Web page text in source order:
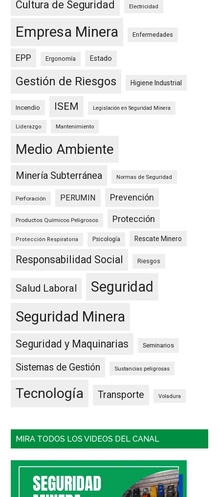
Cultura de Seguridad Electricidad
Empresa Minera Enfermedades
EPP Ergonomía Estado
Gestión de Riesgos Higiene Industrial
Incendio ISEM Legislación en Seguridad Minera
Liderazgo Mantenimiento
Medio Ambiente
Minería Subterránea Normas de Seguridad
Perforación PERUMIN Prevención
Productos Químicos Peligrosos Protección
Protección Respiratoria Psicología Rescate Minero
Responsabilidad Social Riesgos
Salud Laboral
Seguridad
Seguridad Minera
Seguridad y Maquinarias Seminarios
Sistemas de Gestión Sustancias peligrosas
Tecnología Transporte Voladura
MIRA TODOS LOS VIDEOS DEL CANAL